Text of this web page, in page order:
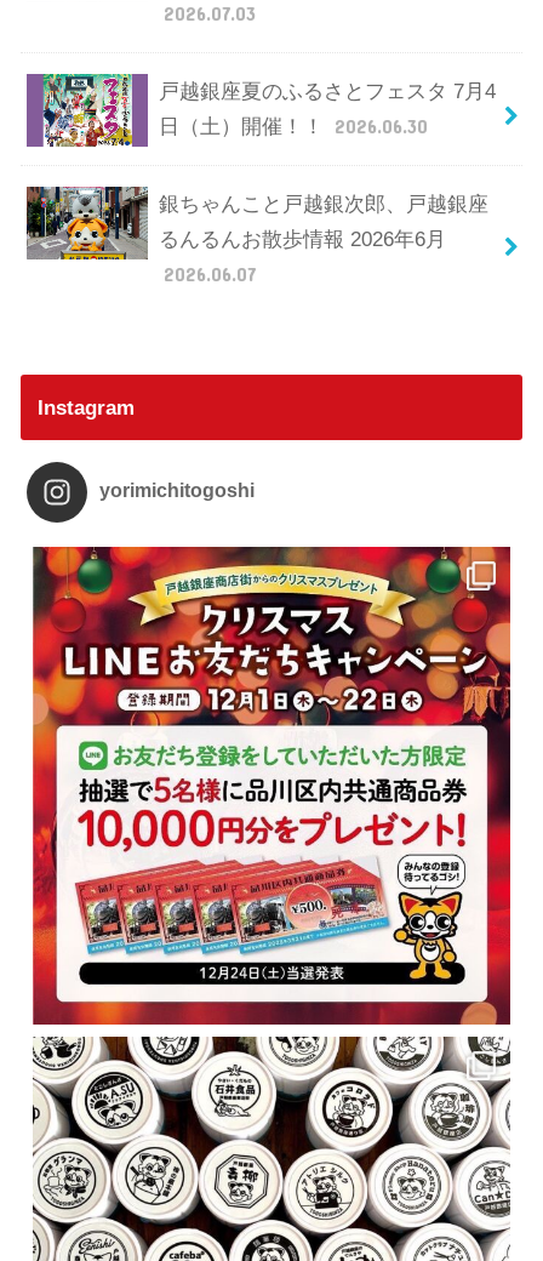
2026.07.03
戸越銀座夏のふるさとフェスタ 7月4
日（土）開催！！
2026.06.30
銀ちゃんこと戸越銀次郎、戸越銀座
るんるんお散歩情報 2026年6月
2026.06.07
Instagram
yorimichitogoshi